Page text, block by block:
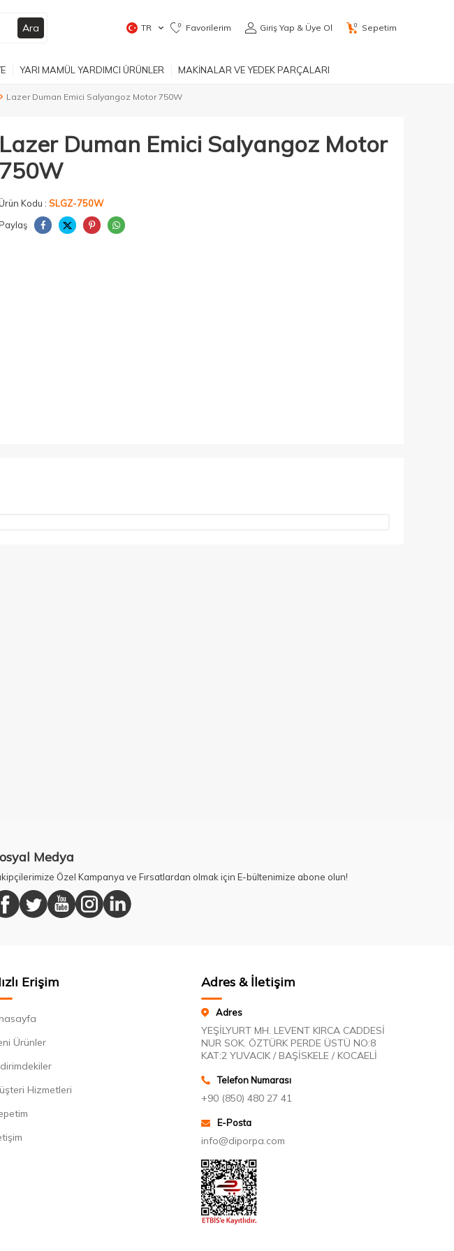
Ara TR 0 Favorilerim Giriş Yap & Üye Ol 0 Sepetim
YARI MAMÜL YARDIMCI ÜRÜNLER MAKİNALAR VE YEDEK PARÇALARI
Lazer Duman Emici Salyangoz Motor 750W
Lazer Duman Emici Salyangoz Motor
750W
Kodu : SLGZ-750W
Medya
Özel Kampanya ve Fırsatlardan olmak için E-bültenimize abone olun!
Erişim
Ürünler
Hizmetleri
Adres & İletişim
Adres
YEŞİLYURT MH. LEVENT KIRCA CADDESİ
NUR SOK. ÖZTÜRK PERDE ÜSTÜ NO:8
KAT:2 YUVACIK / BAŞİSKELE / KOCAELİ
Telefon Numarası
+90 (850) 480 27 41
E-Posta
info@diporpa.com